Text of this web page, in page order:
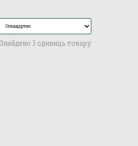
Знайдено 3 одиниць товару